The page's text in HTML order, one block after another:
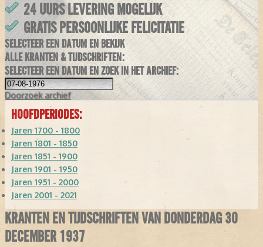
24 UURS LEVERING MOGELIJK
GRATIS PERSOONLIJKE FELICITATIE
SELECTEER EEN DATUM EN BEKIJK
ALLE KRANTEN & TIJDSCHRIFTEN:
SELECTEER EEN DATUM EN ZOEK IN HET ARCHIEF:
Doorzoek archief
HOOFDPERIODES:
Jaren 1700 - 1800
Jaren 1801 - 1850
Jaren 1851 - 1900
Jaren 1901 - 1950
Jaren 1951 - 2000
Jaren 2001 - 2021
KRANTEN EN TIJDSCHRIFTEN VAN DONDERDAG 30
DECEMBER 1937